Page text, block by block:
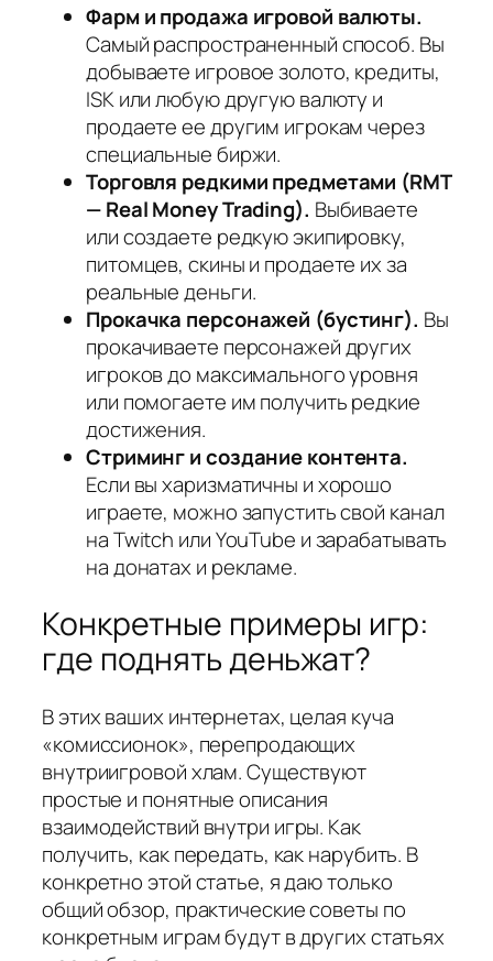
Фарм и продажа игровой валюты.
Самый распространенный способ. Вы
добываете игровое золото, кредиты,
ISK или любую другую валюту и
продаете ее другим игрокам через
специальные биржи.
Торговля редкими предметами (RMT
— Real Money Trading). Выбиваете
или создаете редкую экипировку,
питомцев, скины и продаете их за
реальные деньги.
Прокачка персонажей (бустинг). Вы
прокачиваете персонажей других
игроков до максимального уровня
или помогаете им получить редкие
достижения.
Стриминг и создание контента.
Если вы харизматичны и хорошо
играете, можно запустить свой канал
на Twitch или YouTube и зарабатывать
на донатах и рекламе.
Конкретные примеры игр:
где поднять деньжат?
В этих ваших интернетах, целая куча
«комиссионок», перепродающих
внутриигровой хлам. Существуют
простые и понятные описания
взаимодействий внутри игры. Как
получить, как передать, как нарубить. В
конкретно этой статье, я даю только
общий обзор, практические советы по
конкретным играм будут в других статьях